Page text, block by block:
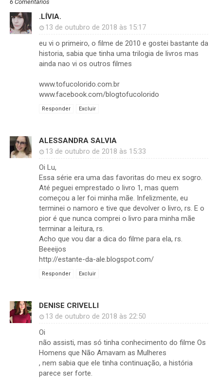
6 Comentários
.LÍVIA.
13 de outubro de 2018 às 15:17
eu vi o primeiro, o filme de 2010 e gostei bastante da
historia, sabia que tinha uma trilogia de livros mas
ainda nao vi os outros filmes
www.tofucolorido.com.br
www.facebook.com/blogtofucolorido
Responder Excluir
ALESSANDRA SALVIA
13 de outubro de 2018 às 15:33
Oi Lu,
Essa série era uma das favoritas do meu ex sogro.
Até peguei emprestado o livro 1, mas quem
começou a ler foi minha mãe. Infelizmente, eu
terminei o namoro e tive que devolver o livro, rs. E o
pior é que nunca comprei o livro para minha mãe
terminar a leitura, rs.
Acho que vou dar a dica do filme para ela, rs.
Beeeijos
http://estante-da-ale.blogspot.com/
Responder Excluir
DENISE CRIVELLI
13 de outubro de 2018 às 22:50
Oi
não assisti, mas só tinha conhecimento do filme Os
Homens que Não Amavam as Mulheres
, nem sabia que ele tinha continuação, a história
parece ser forte.